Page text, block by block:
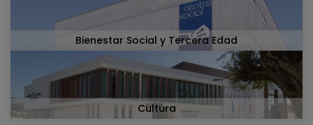
Bienestar Social y Tercera Edad
Cultura